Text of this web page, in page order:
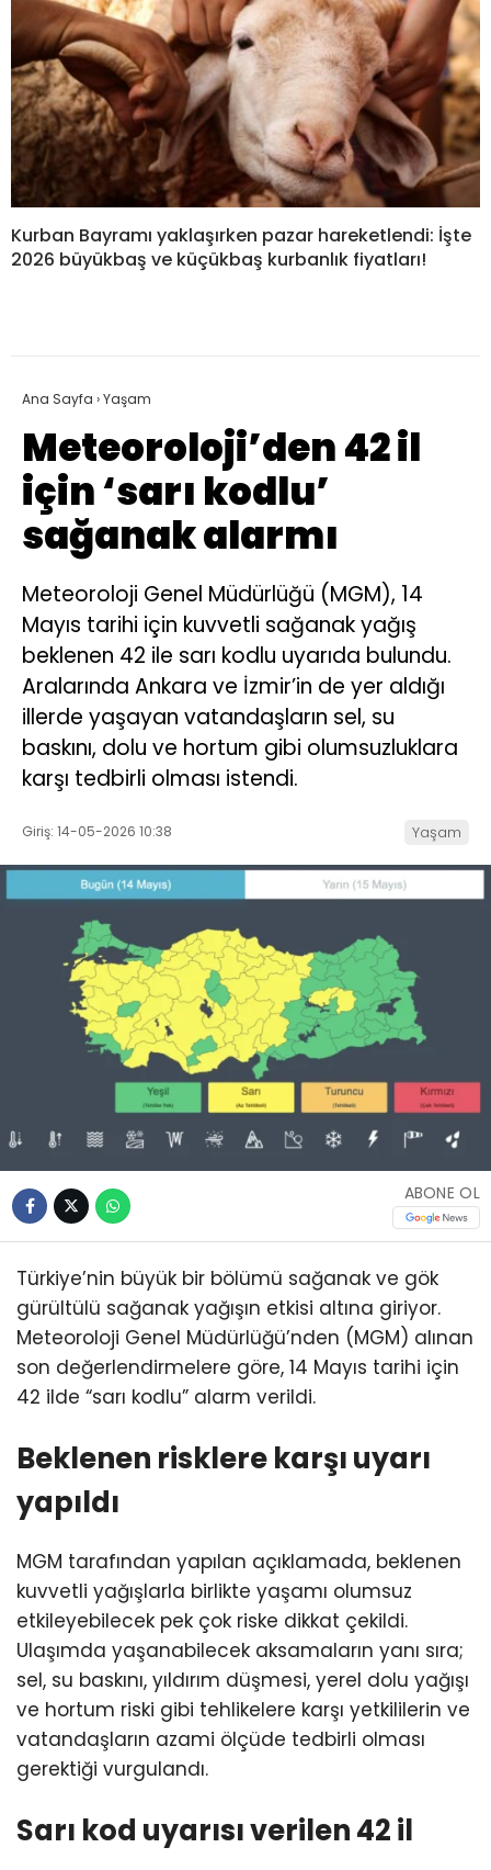
Kurban Bayramı yaklaşırken pazar hareketlendi: İşte
2026 büyükbaş ve küçükbaş kurbanlık fiyatları!
Ana Sayfa ›Yaşam
Meteoroloji’den 42 il
için ‘sarı kodlu’
sağanak alarmı
Meteoroloji Genel Müdürlüğü (MGM), 14
Mayıs tarihi için kuvvetli sağanak yağış
beklenen 42 ile sarı kodlu uyarıda bulundu.
Aralarında Ankara ve İzmir’in de yer aldığı
illerde yaşayan vatandaşların sel, su
baskını, dolu ve hortum gibi olumsuzluklara
karşı tedbirli olması istendi.
Giriş: 14-05-2026 10:38 Yaşam
ABONE OL
Türkiye’nin büyük bir bölümü sağanak ve gök
gürültülü sağanak yağışın etkisi altına giriyor.
Meteoroloji Genel Müdürlüğü’nden (MGM) alınan
son değerlendirmelere göre, 14 Mayıs tarihi için
42 ilde “sarı kodlu” alarm verildi.
Beklenen risklere karşı uyarı
yapıldı
MGM tarafından yapılan açıklamada, beklenen
kuvvetli yağışlarla birlikte yaşamı olumsuz
etkileyebilecek pek çok riske dikkat çekildi.
Ulaşımda yaşanabilecek aksamaların yanı sıra;
sel, su baskını, yıldırım düşmesi, yerel dolu yağışı
ve hortum riski gibi tehlikelere karşı yetkililerin ve
vatandaşların azami ölçüde tedbirli olması
gerektiği vurgulandı.
Sarı kod uyarısı verilen 42 il